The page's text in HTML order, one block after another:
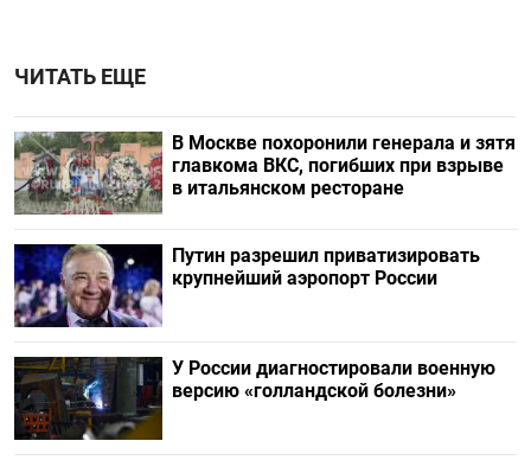
ЧИТАТЬ ЕЩЕ
В Москве похоронили генерала и зятя
главкома ВКС, погибших при взрыве
в итальянском ресторане
Путин разрешил приватизировать
крупнейший аэропорт России
У России диагностировали военную
версию «голландской болезни»